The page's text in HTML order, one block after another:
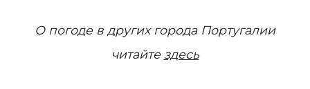
О погоде в других города Португалии
читайте здесь